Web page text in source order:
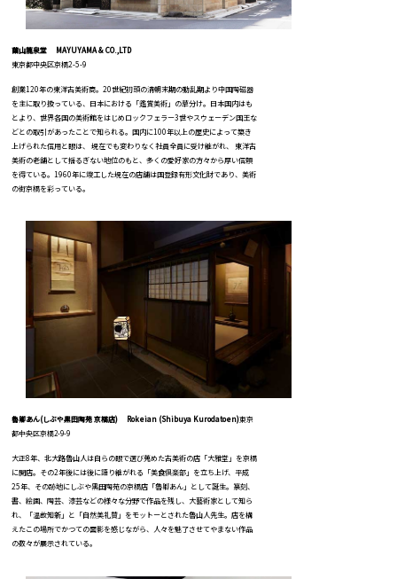
繭山龍泉堂 MAYUYAMA & CO.,LTD
東京都中央区京橋2-5-9
創業120年の東洋古美術商。20世紀初頭の清朝末期の動乱期より中国陶磁器
を主に取り扱っている、日本における「鑑賞美術」の草分け。日本国内はも
とより、世界各国の美術館をはじめロックフェラー3世やスウェーデン国王な
どとの取引があったことで知られる。国内に100年以上の歴史によって築き
上げられた信用と眼は、 現在でも変わりなく社員全員に受け継がれ、 東洋古
美術の老舗として揺るぎない地位のもと、多くの愛好家の方々から厚い信頼
を得ている。1960年に竣工した現在の店舗は国登録有形文化財であり、美術
の街京橋を彩っている。
魯卿あん(しぶや黒⽥陶苑 京橋店) Rokeian (Shibuya Kurodatoen)東京
都中央区京橋2-9-9
大正8年、北大路魯山人は自らの眼で選び蒐めた古美術の店「大雅堂」を京橋
に開店。その2年後には後に語り継がれる「美食倶楽部」を立ち上げ、平成
25年、その跡地にしぶや黒田陶苑の京橋店「魯卿あん」として誕生。篆刻、
書、絵画、陶芸、漆芸などの様々な分野で作品を残し、大藝術家として知ら
れ、「温故知新」と「自然美礼賛」をモットーとされた魯山人先生。店を構
えたこの場所でかつての面影を感じながら、人々を魅了させてやまない作品
の数々が展示されている。